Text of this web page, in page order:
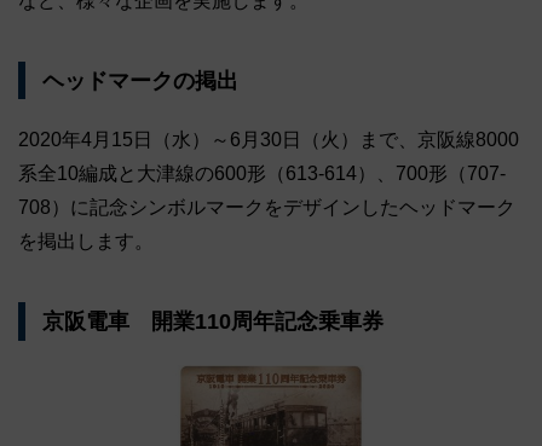
ヘッドマークの掲出
2020年4月15日（水）～6月30日（火）まで、京阪線8000
系全10編成と大津線の600形（613-614）、700形（707-
708）に記念シンボルマークをデザインしたヘッドマーク
を掲出します。
京阪電車 開業110周年記念乗車券